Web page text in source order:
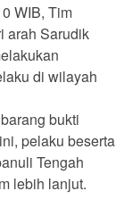
WIB, Tim
arah Sarudik
di wilayah
bukti
pelaku beserta
Tengah
lebih lanjut.